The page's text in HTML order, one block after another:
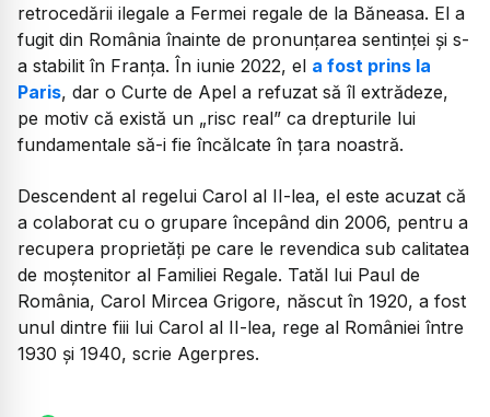
retrocedării ilegale a Fermei regale de la Băneasa. El a
fugit din România înainte de pronunțarea sentinței și s-
a stabilit în Franța. În iunie 2022, el a fost prins la
Paris, dar o Curte de Apel a refuzat să îl extrădeze,
pe motiv că există un „risc real” ca drepturile lui
fundamentale să-i fie încălcate în țara noastră.
Descendent al regelui Carol al II-lea, el este acuzat că
a colaborat cu o grupare începând din 2006, pentru a
recupera proprietăți pe care le revendica sub calitatea
de moștenitor al Familiei Regale. Tatăl lui Paul de
România, Carol Mircea Grigore, născut în 1920, a fost
unul dintre fiii lui Carol al II-lea, rege al României între
1930 și 1940, scrie Agerpres.